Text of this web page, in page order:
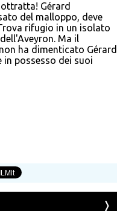
Gérard
del malloppo, deve
rifugio in un isolato
Ma il
ha dimenticato Gérard
possesso dei suoi